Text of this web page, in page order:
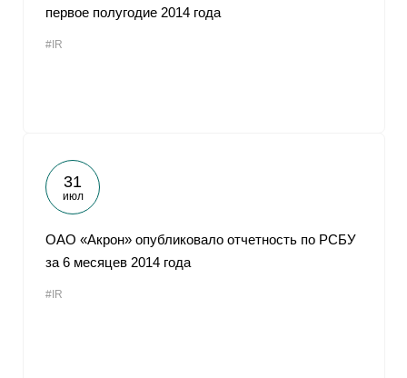
первое полугодие 2014 года
#IR
31
июл
ОАО «Акрон» опубликовало отчетность по РСБУ
за 6 месяцев 2014 года
#IR